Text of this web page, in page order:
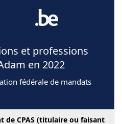
et professions
en 2022
fédérale de mandats
de CPAS (titulaire ou faisant